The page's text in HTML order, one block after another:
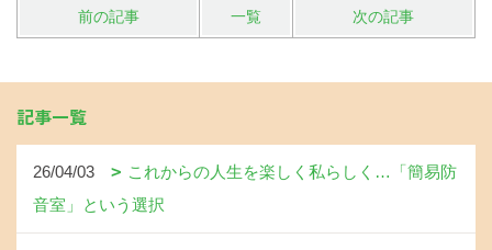
前の記事 一覧 次の記事
記事一覧
26/04/03
これからの人生を楽しく私らしく…「簡易防
音室」という選択